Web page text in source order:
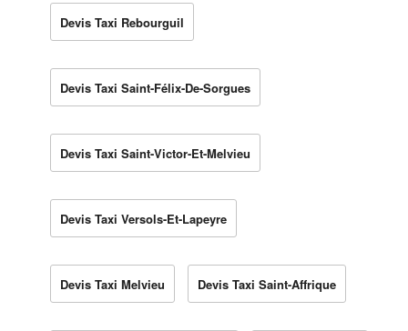
Devis Taxi Rebourguil
Devis Taxi Saint-Félix-De-Sorgues
Devis Taxi Saint-Victor-Et-Melvieu
Devis Taxi Versols-Et-Lapeyre
Devis Taxi Melvieu Devis Taxi Saint-Affrique